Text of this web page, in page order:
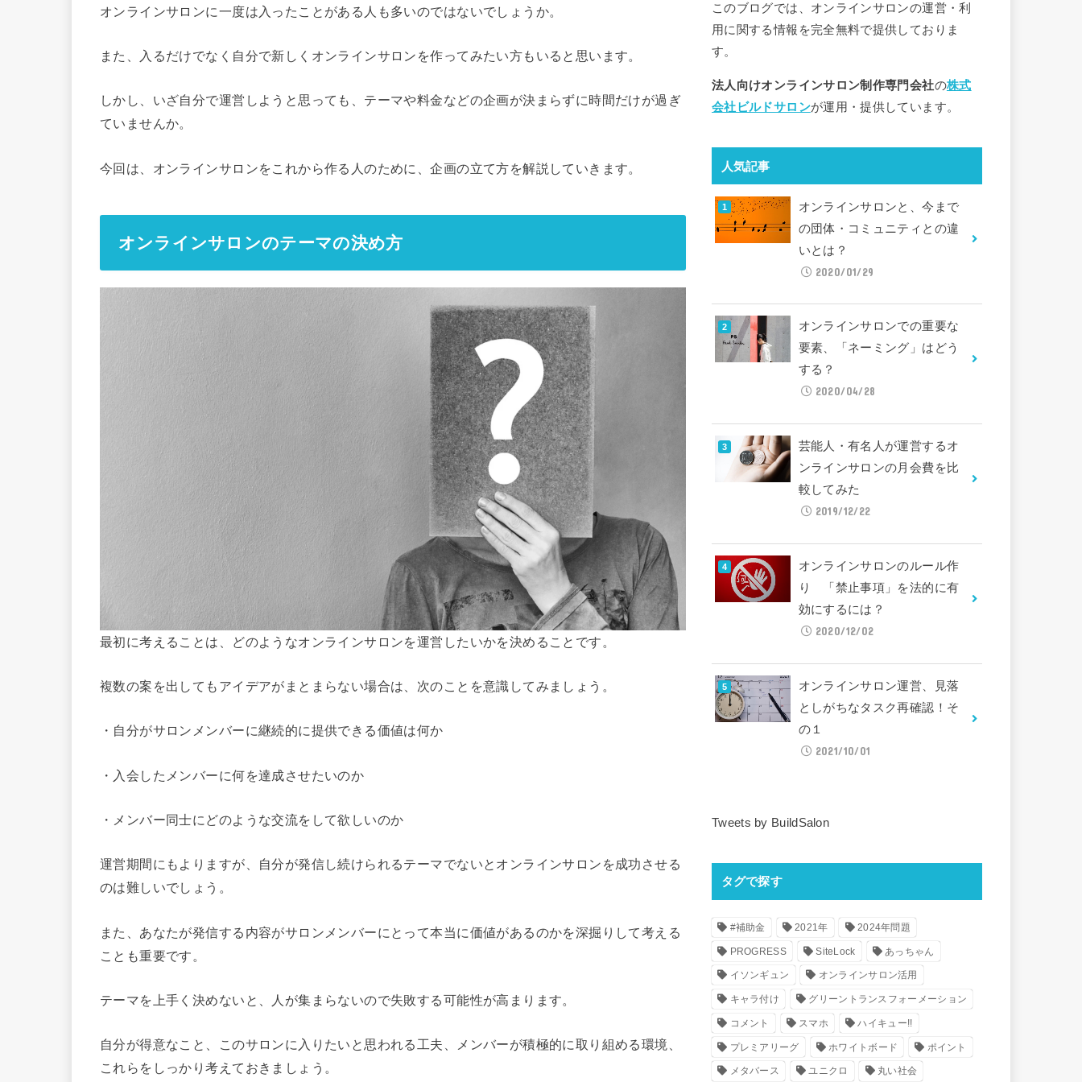
オンラインサロンに一度は入ったことがある人も多いのではないでしょうか。
また、入るだけでなく自分で新しくオンラインサロンを作ってみたい方もいると思います。
しかし、いざ自分で運営しようと思っても、テーマや料金などの企画が決まらずに時間だけが過ぎ
ていませんか。
今回は、オンラインサロンをこれから作る人のために、企画の立て方を解説していきます。
オンラインサロンのテーマの決め方
最初に考えることは、どのようなオンラインサロンを運営したいかを決めることです。
複数の案を出してもアイデアがまとまらない場合は、次のことを意識してみましょう。
・自分がサロンメンバーに継続的に提供できる価値は何か
・入会したメンバーに何を達成させたいのか
・メンバー同士にどのような交流をして欲しいのか
運営期間にもよりますが、自分が発信し続けられるテーマでないとオンラインサロンを成功させる
のは難しいでしょう。
また、あなたが発信する内容がサロンメンバーにとって本当に価値があるのかを深掘りして考える
ことも重要です。
テーマを上手く決めないと、人が集まらないので失敗する可能性が高まります。
自分が得意なこと、このサロンに入りたいと思われる工夫、メンバーが積極的に取り組める環境、
これらをしっかり考えておきましょう。
このブログでは、オンラインサロンの運営・利
用に関する情報を完全無料で提供しておりま
す。
法人向けオンラインサロン制作専門会社の株式
会社ビルドサロンが運用・提供しています。
人気記事
オンラインサロンと、今まで
の団体・コミュニティとの違
いとは？
2020/01/29
オンラインサロンでの重要な
要素、「ネーミング」はどう
する？
2020/04/28
芸能人・有名人が運営するオ
ンラインサロンの月会費を比
較してみた
2019/12/22
オンラインサロンのルール作
り 「禁止事項」を法的に有
効にするには？
2020/12/02
オンラインサロン運営、見落
としがちなタスク再確認！そ
の１
2021/10/01
Tweets by BuildSalon
タグで探す
#補助金 2021年 2024年問題
PROGRESS SiteLock あっちゃん
イソンギュン オンラインサロン活用
キャラ付け グリーントランスフォーメーション
コメント スマホ ハイキュー!!
プレミアリーグ ホワイトボード ポイント
メタバース ユニクロ 丸い社会